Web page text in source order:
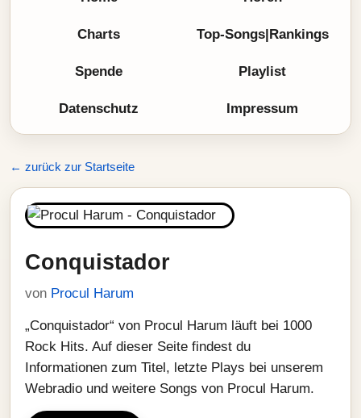
Charts Top-Songs|Rankings
Spende Playlist
Datenschutz Impressum
← zurück zur Startseite
Conquistador
von Procul Harum
„Conquistador“ von Procul Harum läuft bei 1000
Rock Hits. Auf dieser Seite findest du
Informationen zum Titel, letzte Plays bei unserem
Webradio und weitere Songs von Procul Harum.